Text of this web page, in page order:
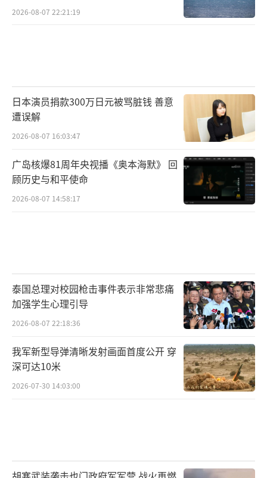
2026-08-07 22:21:19
日本演员捐款300万日元被骂脏钱 善意
遭误解
2026-08-07 16:03:47
广岛核爆81周年央视播《奥本海默》 回
顾历史与和平使命
2026-08-07 14:58:17
泰国总理对校园枪击事件表示非常悲痛
加强学生心理引导
2026-08-07 22:18:36
我军新型导弹清晰发射画面首度公开 穿
深可达10米
2026-07-30 14:03:00